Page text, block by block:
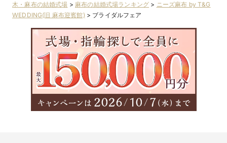
木・麻布の結婚式場 > 麻布の結婚式場ランキング > ニーズ麻布 by T&G
WEDDING(旧 麻布迎賓館) > ブライダルフェア